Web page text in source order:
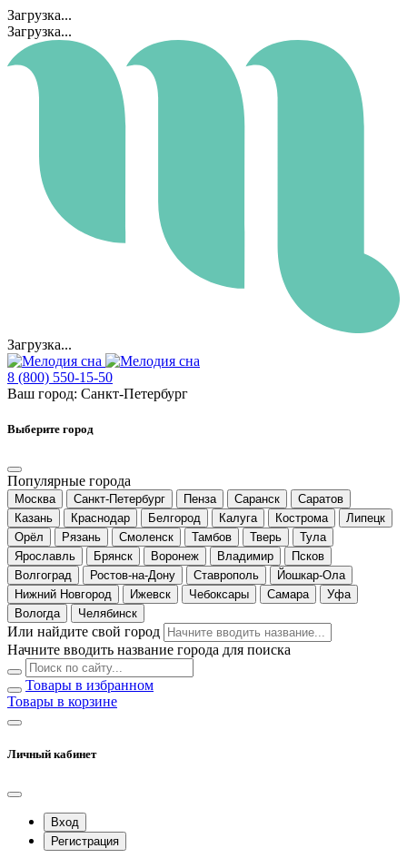
Загрузка...
Загрузка...
Загрузка...
8 (800) 550-15-50
Ваш город: Санкт-Петербург
Выберите город
Популярные города
Москва Санкт-Петербург Пенза Саранск
Саратов
Казань
Краснодар Белгород Калуга Кострома
Липецк
Орёл
Рязань Смоленск Тамбов Тверь
Тула
Ярославль
Брянск Воронеж Владимир
Псков
Волгоград
Ростов-на-Дону Ставрополь
Йошкар-Ола
Нижний Новгород
Ижевск Чебоксары Самара
Уфа
Вологда
Челябинск
Или найдите свой город
Начните вводить название города для поиска
Товары в избранном
Товары в корзине
Личный кабинет
Вход
Регистрация